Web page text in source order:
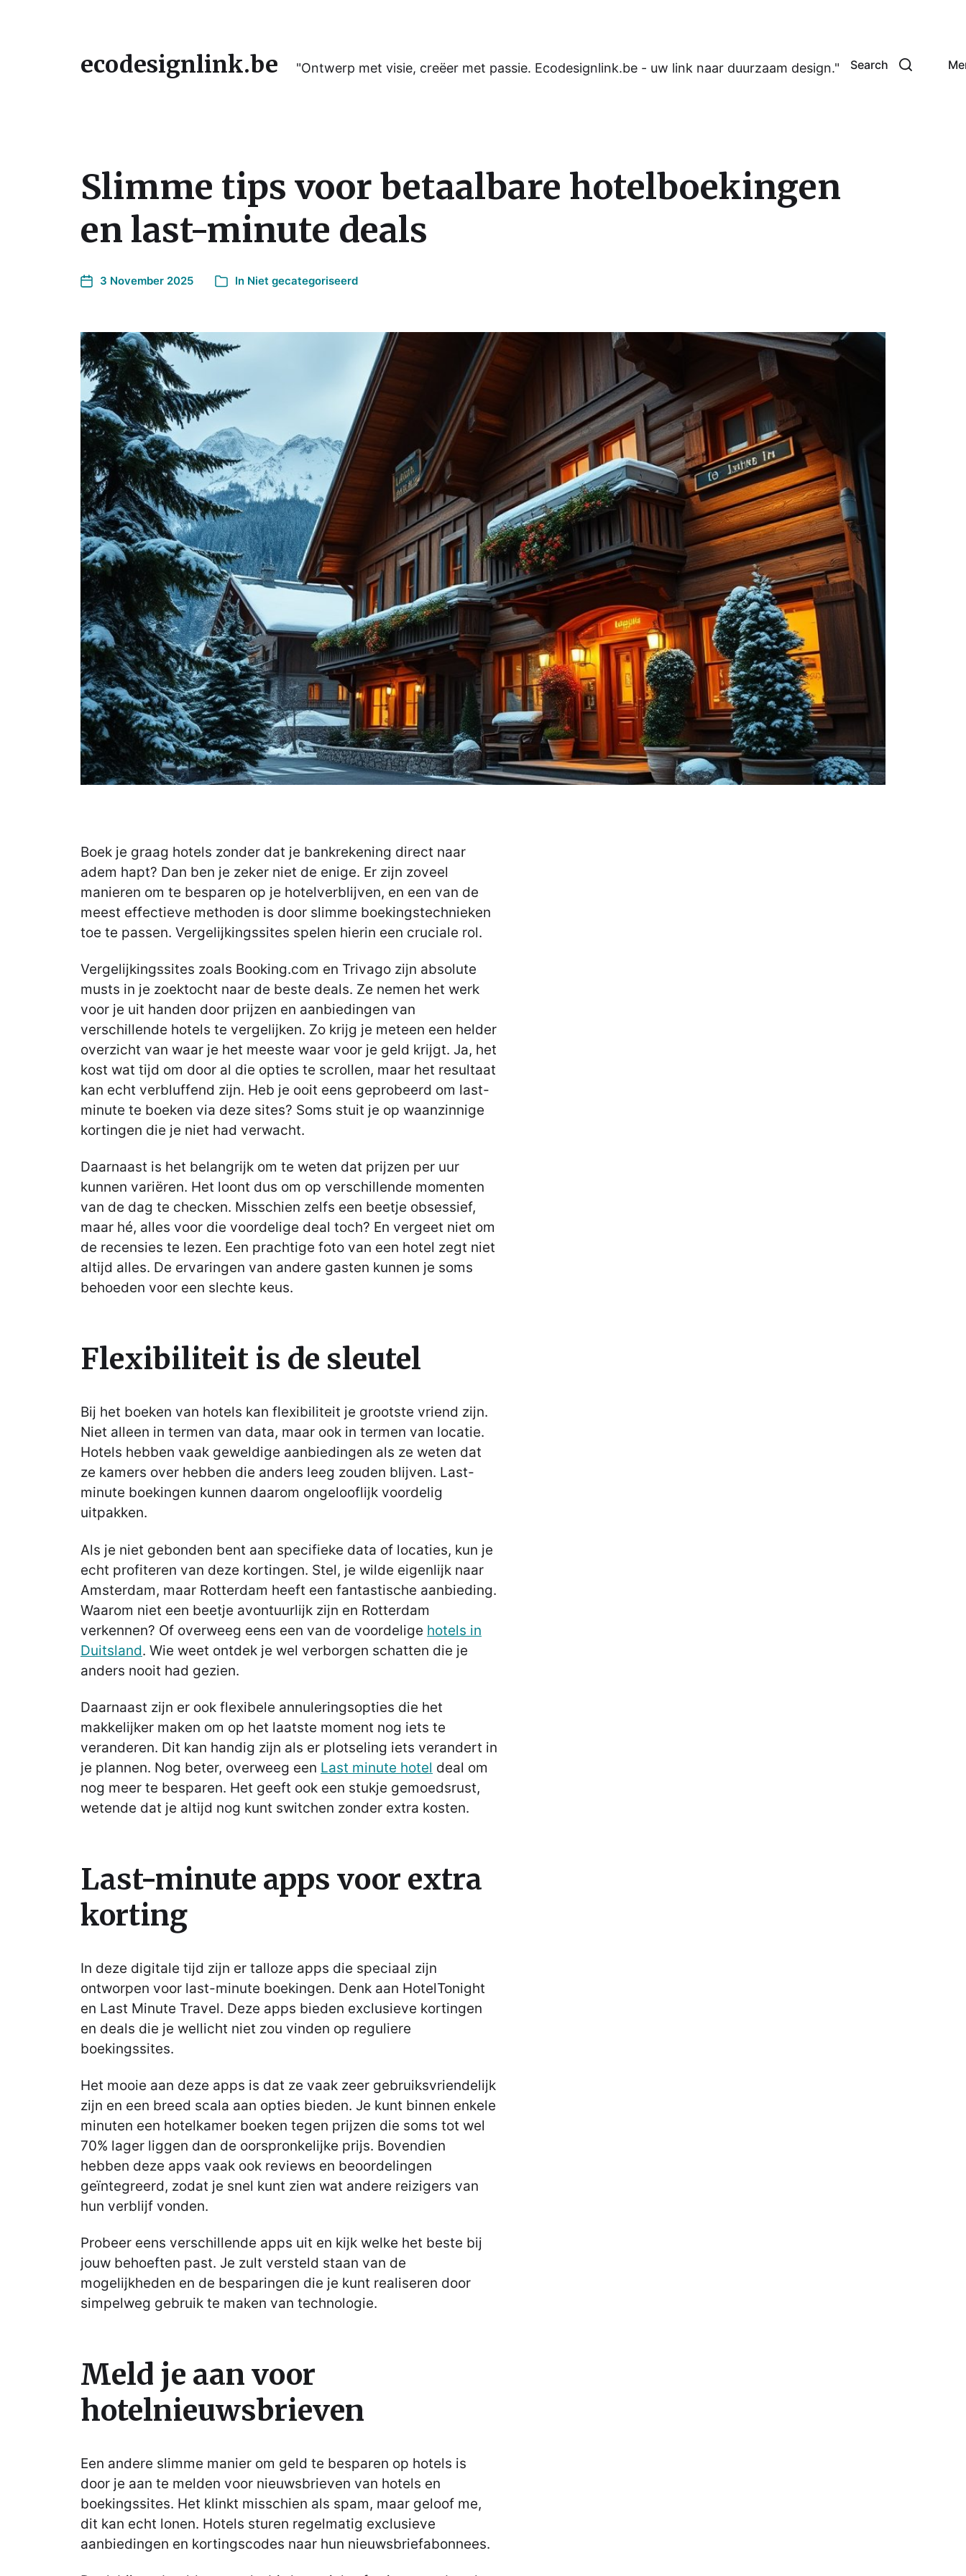
ecodesignlink.be "Ontwerp met visie, creëer met passie. Ecodesignlink.be - uw link naar duurzaam design." Search
Slimme tips voor betaalbare hotelboekingen
en last-minute deals
3 November 2025 In Niet gecategoriseerd
Boek je graag hotels zonder dat je bankrekening direct naar
adem hapt? Dan ben je zeker niet de enige. Er zijn zoveel
manieren om te besparen op je hotelverblijven, en een van de
meest effectieve methoden is door slimme boekingstechnieken
toe te passen. Vergelijkingssites spelen hierin een cruciale rol.
Vergelijkingssites zoals Booking.com en Trivago zijn absolute
musts in je zoektocht naar de beste deals. Ze nemen het werk
voor je uit handen door prijzen en aanbiedingen van
verschillende hotels te vergelijken. Zo krijg je meteen een helder
overzicht van waar je het meeste waar voor je geld krijgt. Ja, het
kost wat tijd om door al die opties te scrollen, maar het resultaat
kan echt verbluffend zijn. Heb je ooit eens geprobeerd om last-
minute te boeken via deze sites? Soms stuit je op waanzinnige
kortingen die je niet had verwacht.
Daarnaast is het belangrijk om te weten dat prijzen per uur
kunnen variëren. Het loont dus om op verschillende momenten
van de dag te checken. Misschien zelfs een beetje obsessief,
maar hé, alles voor die voordelige deal toch? En vergeet niet om
de recensies te lezen. Een prachtige foto van een hotel zegt niet
altijd alles. De ervaringen van andere gasten kunnen je soms
behoeden voor een slechte keus.
Flexibiliteit is de sleutel
Bij het boeken van hotels kan flexibiliteit je grootste vriend zijn.
Niet alleen in termen van data, maar ook in termen van locatie.
Hotels hebben vaak geweldige aanbiedingen als ze weten dat
ze kamers over hebben die anders leeg zouden blijven. Last-
minute boekingen kunnen daarom ongelooflijk voordelig
uitpakken.
Als je niet gebonden bent aan specifieke data of locaties, kun je
echt profiteren van deze kortingen. Stel, je wilde eigenlijk naar
Amsterdam, maar Rotterdam heeft een fantastische aanbieding.
Waarom niet een beetje avontuurlijk zijn en Rotterdam
verkennen? Of overweeg eens een van de voordelige hotels in
Duitsland. Wie weet ontdek je wel verborgen schatten die je
anders nooit had gezien.
Daarnaast zijn er ook flexibele annuleringsopties die het
makkelijker maken om op het laatste moment nog iets te
veranderen. Dit kan handig zijn als er plotseling iets verandert in
je plannen. Nog beter, overweeg een Last minute hotel deal om
nog meer te besparen. Het geeft ook een stukje gemoedsrust,
wetende dat je altijd nog kunt switchen zonder extra kosten.
Last-minute apps voor extra
korting
In deze digitale tijd zijn er talloze apps die speciaal zijn
ontworpen voor last-minute boekingen. Denk aan HotelTonight
en Last Minute Travel. Deze apps bieden exclusieve kortingen
en deals die je wellicht niet zou vinden op reguliere
boekingssites.
Het mooie aan deze apps is dat ze vaak zeer gebruiksvriendelijk
zijn en een breed scala aan opties bieden. Je kunt binnen enkele
minuten een hotelkamer boeken tegen prijzen die soms tot wel
70% lager liggen dan de oorspronkelijke prijs. Bovendien
hebben deze apps vaak ook reviews en beoordelingen
geïntegreerd, zodat je snel kunt zien wat andere reizigers van
hun verblijf vonden.
Probeer eens verschillende apps uit en kijk welke het beste bij
jouw behoeften past. Je zult versteld staan van de
mogelijkheden en de besparingen die je kunt realiseren door
simpelweg gebruik te maken van technologie.
Meld je aan voor
hotelnieuwsbrieven
Een andere slimme manier om geld te besparen op hotels is
door je aan te melden voor nieuwsbrieven van hotels en
boekingssites. Het klinkt misschien als spam, maar geloof me,
dit kan echt lonen. Hotels sturen regelmatig exclusieve
aanbiedingen en kortingscodes naar hun nieuwsbriefabonnees.